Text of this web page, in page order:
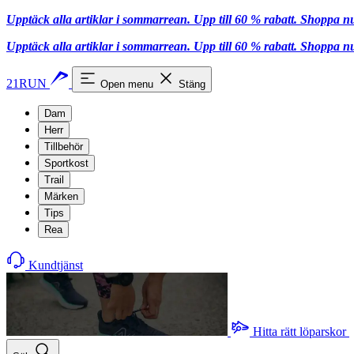
Upptäck alla artiklar i sommarrean. Upp till 60 % rabatt. Shoppa
Upptäck alla artiklar i sommarrean. Upp till 60 % rabatt. Shoppa
21RUN Open menu Stäng
Dam
Herr
Tillbehör
Sportkost
Trail
Märken
Tips
Rea
Kundtjänst
Hitta rätt löparskor